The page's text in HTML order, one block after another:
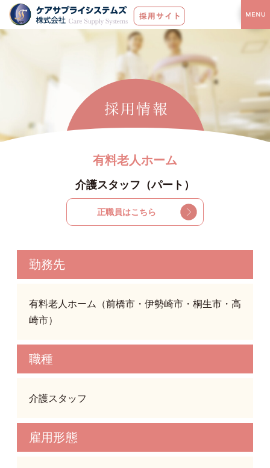
有料老人ホーム
介護スタッフ（パート）
正職員はこちら
勤務先
有料老人ホーム（前橋市・伊勢崎市・桐生市・高
崎市）
職種
介護スタッフ
雇用形態